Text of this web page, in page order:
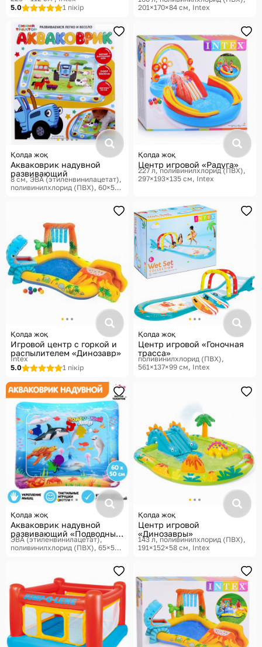
5.0
1 пікір
201×170×84 см Intex
Қолда жоқ
Акваковрик надувной
развивающий
8 см, ЭВА (этиленвинилацетат),
поливинилхлорид (ПВХ), 60×50
Қолда жоқ
Центр игровой «Радуга»
227 л, поливинилхлорид (ПВХ),
297×193×135 см Intex
Қолда жоқ
Игровой центр с горкой и
распылителем «Динозавр»
Intex
5.0
1 пікір
Қолда жоқ
Центр игровой «Гоночная
трасса»
поливинилхлорид (ПВХ),
561×137×99 см Intex
Қолда жоқ
Акваковрик надувной
развивающий «Подводный
мир»
ЭВА (этиленвинилацетат),
поливинилхлорид (ПВХ), 65×50
Қолда жоқ
Центр игровой
«Динозавры»
143 л, поливинилхлорид (ПВХ),
191×152×58 см Intex